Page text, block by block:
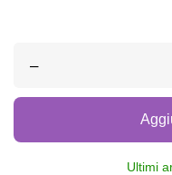
–
Ultimi